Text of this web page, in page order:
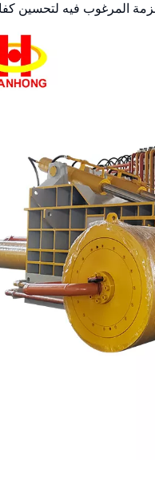
المرغوب فيه لتحسين